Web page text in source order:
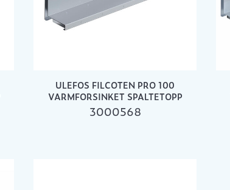
ULEFOS FILCOTEN PRO 100
VARMFORSINKET SPALTETOPP
3000568